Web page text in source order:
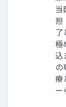
当
担
了
極
込
療
ー